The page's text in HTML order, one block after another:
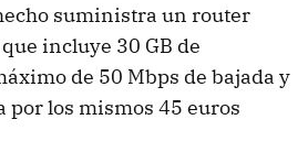
suministra un router
incluye 30 GB de
de 50 Mbps de bajada y
por los mismos 45 euros